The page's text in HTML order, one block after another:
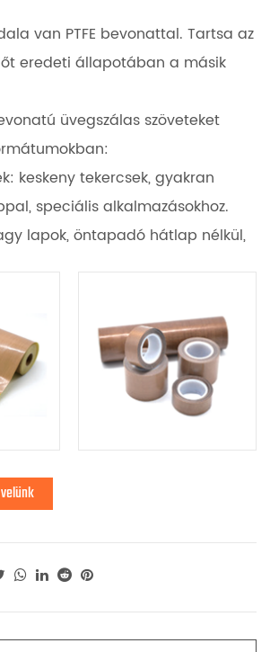
van PTFE bevonattal. Tartsa az
eredeti állapotában a másik
üvegszálas szöveteket
keskeny tekercsek, gyakran
speciális alkalmazásokhoz.
lapok, öntapadó hátlap nélkül,
ipari alkalmazásokhoz.
az adott minőségtől és
függően változhat, de akár 5000